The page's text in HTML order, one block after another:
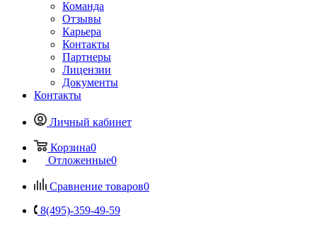
Команда
Отзывы
Карьера
Контакты
Партнеры
Лицензии
Документы
Контакты
Личный кабинет
Корзина0
Отложенные0
Сравнение товаров0
8(495)-359-49-59